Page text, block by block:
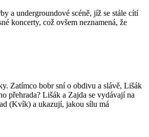
a undergroundové scéně, jíž se stále cítí
koncerty, což ovšem neznamená, že
Zatímco bobr sní o obdivu a slávě, Lišák
přehrada? Lišák a Zajda se vydávají na
(Kvík) a ukazují, jakou sílu má